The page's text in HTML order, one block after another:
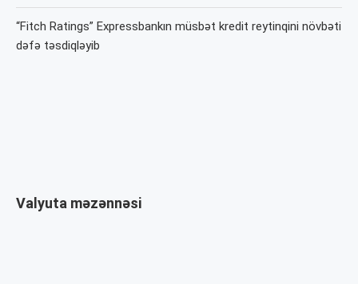
“Fitch Ratings” Expressbankın müsbət kredit reytinqini növbəti
dəfə təsdiqləyib
Valyuta məzənnəsi